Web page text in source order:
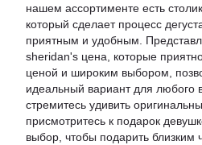
нашем ассортименте есть
который сделает процесс
приятным и удобным.
sheridan's цена , которые
ценой и широким выбором,
идеальный вариант для любого
стремитесь удивить
присмотритесь к подарок
выбор, чтобы подарить близким